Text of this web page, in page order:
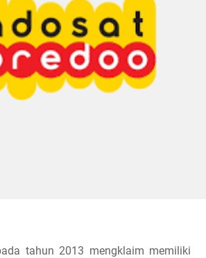
tahun 2013 mengklaim memiliki